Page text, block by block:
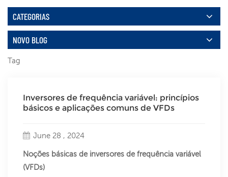
CATEGORIAS
NOVO BLOG
Tag
Inversores de frequência variável: princípios
básicos e aplicações comuns de VFDs
June 28 , 2024
Noções básicas de inversores de frequência variável
(VFDs)